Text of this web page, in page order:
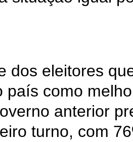
dos eleitores
país como
anterior
turno, com